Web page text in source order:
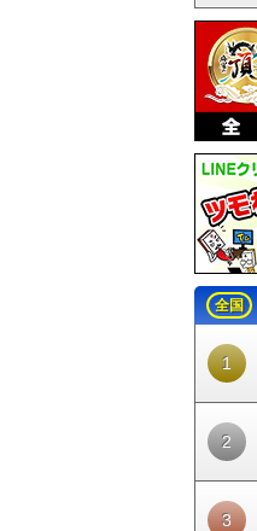
全国
1
2
3